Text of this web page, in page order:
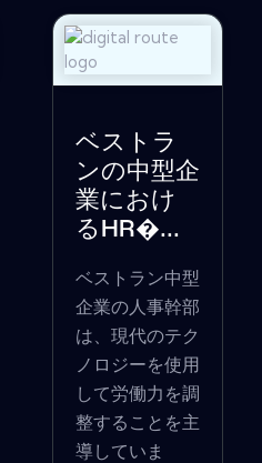
ベストラ
ンの中型企
業におけ
るHR�...
ベストラン中型
企業の人事幹部
は、現代のテク
ノロジーを使用
して労働力を調
整することを主
導していま